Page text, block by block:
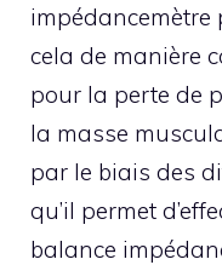
impédancemètre
cela de manière
pour la perte de
la masse
par le biais des
qu’il permet
balance